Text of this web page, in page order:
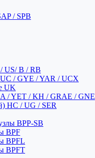
/ SPB
US/ B / RB
/ GYE / YAR / UCX
UK
/ YET / KH / GRAE / GNE
HC / UG / SER
BPP-SB
BPF
BPFL
BPFT